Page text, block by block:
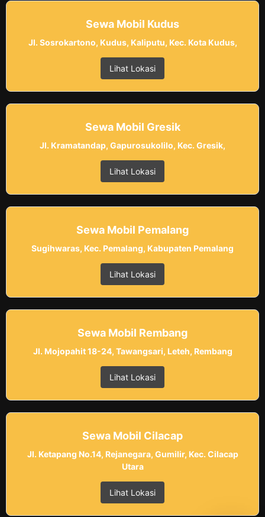
Sewa Mobil Kudus
Jl. Sosrokartono, Kudus, Kaliputu, Kec. Kota Kudus,
Lihat Lokasi
Sewa Mobil Gresik
Jl. Kramatandap, Gapurosukolilo, Kec. Gresik,
Lihat Lokasi
Sewa Mobil Pemalang
Sugihwaras, Kec. Pemalang, Kabupaten Pemalang
Lihat Lokasi
Sewa Mobil Rembang
Jl. Mojopahit 18-24, Tawangsari, Leteh, Rembang
Lihat Lokasi
Sewa Mobil Cilacap
Jl. Ketapang No.14, Rejanegara, Gumilir, Kec. Cilacap
Utara
Lihat Lokasi